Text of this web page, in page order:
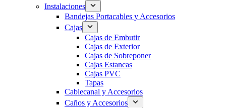
Instalaciones
Bandejas Portacables y Accesorios
Cajas
Cajas de Embutir
Cajas de Exterior
Cajas de Sobreponer
Cajas Estancas
Cajas PVC
Tapas
Cablecanal y Accesorios
Caños y Accesorios